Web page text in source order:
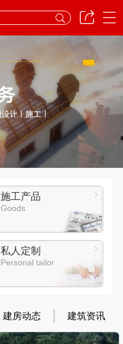
施工产品
Goods
私人定制
Personal tailor
建房动态 建筑资讯